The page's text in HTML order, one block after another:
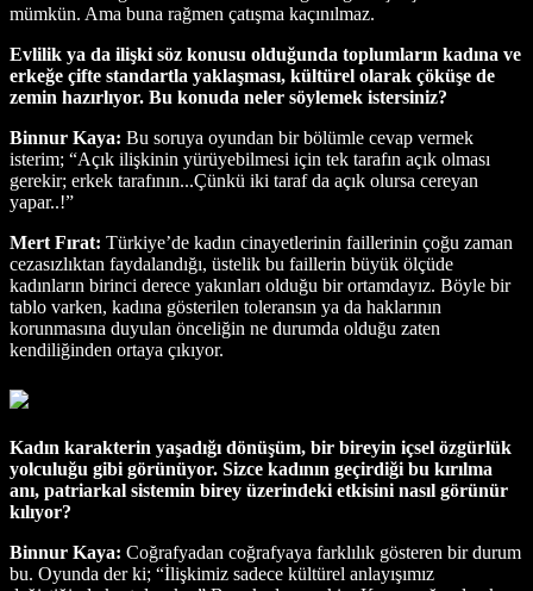
mümkün. Ama buna rağmen çatışma kaçınılmaz.
Evlilik ya da ilişki söz konusu olduğunda toplumların kadına ve
erkeğe çifte standartla yaklaşması, kültürel olarak çöküşe de
zemin hazırlıyor. Bu konuda neler söylemek istersiniz?
Binnur Kaya: Bu soruya oyundan bir bölümle cevap vermek
isterim; “Açık ilişkinin yürüyebilmesi için tek tarafın açık olması
gerekir; erkek tarafının...Çünkü iki taraf da açık olursa cereyan
yapar..!”
Mert Fırat: Türkiye’de kadın cinayetlerinin faillerinin çoğu zaman
cezasızlıktan faydalandığı, üstelik bu faillerin büyük ölçüde
kadınların birinci derece yakınları olduğu bir ortamdayız. Böyle bir
tablo varken, kadına gösterilen toleransın ya da haklarının
korunmasına duyulan önceliğin ne durumda olduğu zaten
kendiliğinden ortaya çıkıyor.
Kadın karakterin yaşadığı dönüşüm, bir bireyin içsel özgürlük
yolculuğu gibi görünüyor. Sizce kadının geçirdiği bu kırılma
anı, patriarkal sistemin birey üzerindeki etkisini nasıl görünür
kılıyor?
Binnur Kaya: Coğrafyadan coğrafyaya farklılık gösteren bir durum
bu. Oyunda der ki; “İlişkimiz sadece kültürel anlayışımız